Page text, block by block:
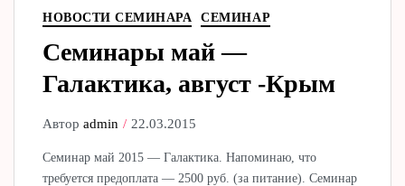
НОВОСТИ СЕМИНАРА СЕМИНАР
Семинары май —
Галактика, август -Крым
Авторadmin 22.03.2015
Семинар май 2015 — Галактика. Напоминаю, что
требуется предоплата — 2500 руб. (за питание). Семинар